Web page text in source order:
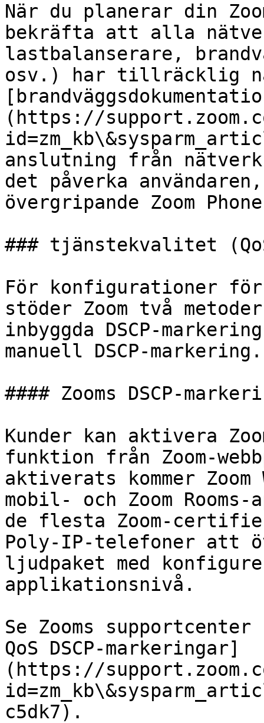
När du planerar din
bekräfta att alla
lastbalanserare,
osv.) har tillräcklig
(https://
anslutning från
det påverka
övergripande Zoom
### tjänstekvalitet
För konfigurationer
stöder Zoom två
inbyggda DSCP-
manuell DSCP-markering.
#### Zooms DSCP-
Kunder kan aktivera
funktion från Zoom-
aktiverats kommer
mobil- och Zoom
de flesta Zoom-
Poly-IP-telefoner att
ljudpaket med
applikationsnivå.
Se Zooms
QoS DSCP-markeringar]
(https://
c5dk7).